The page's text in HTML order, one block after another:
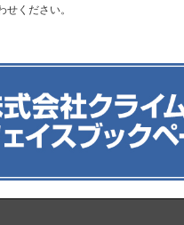
せください。